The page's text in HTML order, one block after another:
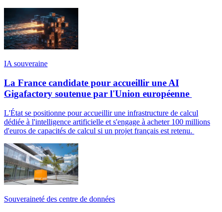
IA souveraine
La France candidate pour accueillir une AI
Gigafactory soutenue par l'Union européenne
L'État se positionne pour accueillir une infrastructure de calcul
dédiée à l'intelligence artificielle et s'engage à acheter 100 millions
d'euros de capacités de calcul si un projet français est retenu.
Souveraineté des centre de données